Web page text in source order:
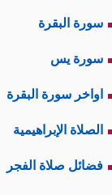
سورة البقرة
سورة يس
اواخر سورة البقرة
الصلاة الإبراهيمية
فضائل صلاة الفجر